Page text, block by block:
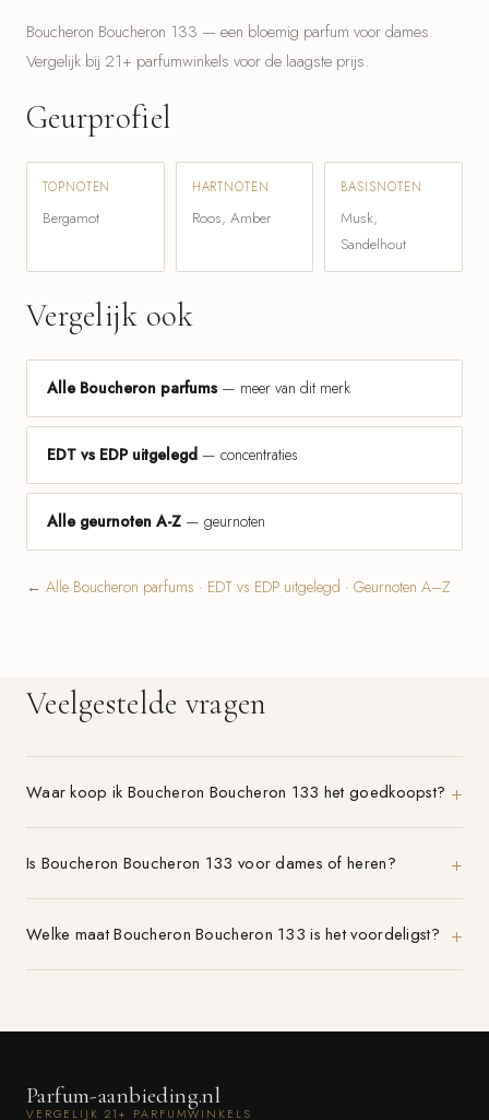
Boucheron Boucheron 133 — een bloemig parfum voor dames.
Vergelijk bij 21+ parfumwinkels voor de laagste prijs.
Geurprofiel
TOPNOTEN
Bergamot
HARTNOTEN
Roos, Amber
BASISNOTEN
Musk,
Sandelhout
Vergelijk ook
Alle Boucheron parfums — meer van dit merk
EDT vs EDP uitgelegd — concentraties
Alle geurnoten A-Z — geurnoten
← Alle Boucheron parfums · EDT vs EDP uitgelegd · Geurnoten A–Z
Veelgestelde vragen
Waar koop ik Boucheron Boucheron 133 het goedkoopst?
Is Boucheron Boucheron 133 voor dames of heren?
Welke maat Boucheron Boucheron 133 is het voordeligst?
Parfum-aanbieding.nl
VERGELIJK 21+ PARFUMWINKELS